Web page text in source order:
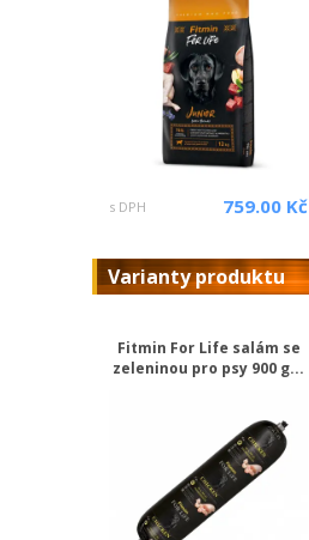
s DPH 759.00 Kč
Varianty produktu
Fitmin For Life salám se
zeleninou pro psy 900 g...